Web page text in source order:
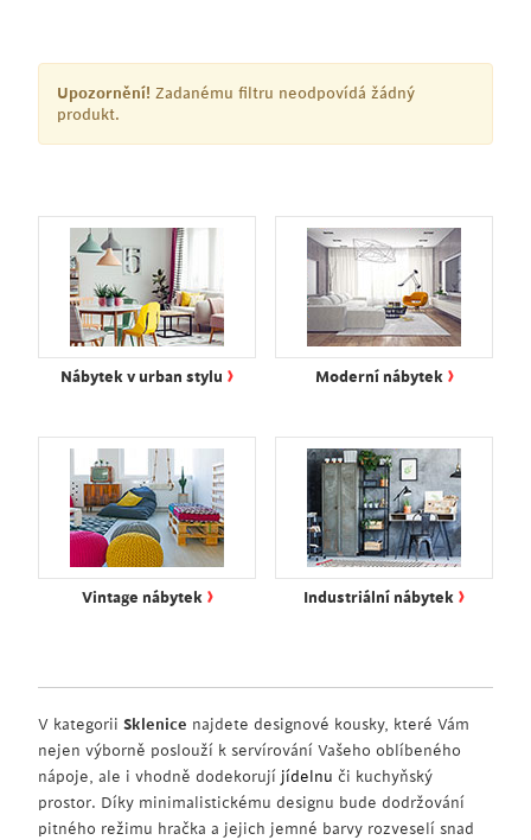
Upozornění! Zadanému filtru neodpovídá žádný
produkt.
Nábytek v urban stylu › Moderní nábytek ›
Vintage nábytek › Industriální nábytek ›
V kategorii Sklenice najdete designové kousky, které Vám
nejen výborně poslouží k servírování Vašeho oblíbeného
nápoje, ale i vhodně dodekorují jídelnu či kuchyňský
prostor. Díky minimalistickému designu bude dodržování
pitného režimu hračka a jejich jemné barvy rozveselí snad